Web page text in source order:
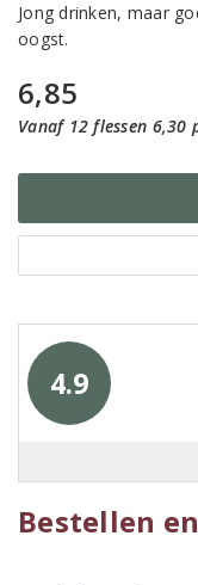
Jong drinken, maar
oogst.
6,85
Vanaf 12 flessen 6,30
4.9
Bestellen